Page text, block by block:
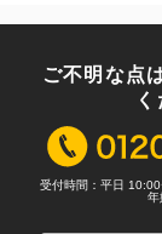
ご不明な点
受付時間：平日
年